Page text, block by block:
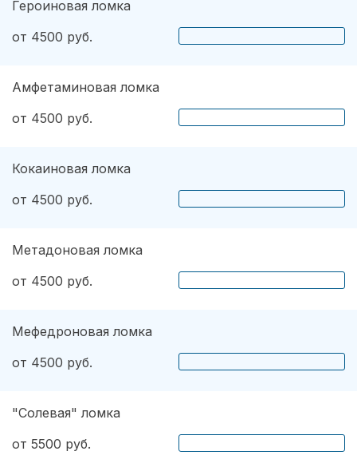
Героиновая ломка
от 4500 руб.
Амфетаминовая ломка
от 4500 руб.
Кокаиновая ломка
от 4500 руб.
Метадоновая ломка
от 4500 руб.
Мефедроновая ломка
от 4500 руб.
"Солевая" ломка
от 5500 руб.